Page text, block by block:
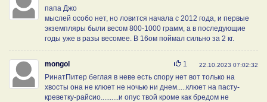
папа Джо
мыслей особо нет, но ловится начала с 2012 года, и первые
экземпляры были весом 800-1000 грамм, а в последующие
годы уже в разы весомее. В 16ом поймал сильно за 2 кг.
mongol 22.10.2023 07:02:32
Нравится
1
РинатПитер беглая в неве есть спору нет вот только на
хвосты она не клюет не ночью ни днем.....клюет на пасту-
креветку-райсио..........и опус твой кроме как бредом не